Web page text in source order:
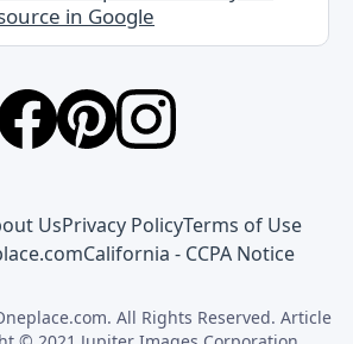
in Google
UsPrivacy PolicyTerms of Use
California - CCPA Notice
All Rights Reserved. Article